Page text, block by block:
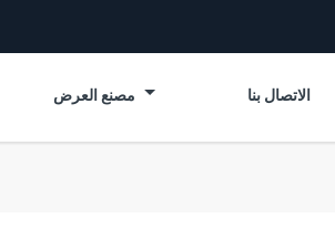
الاتصال بنا